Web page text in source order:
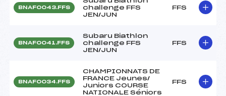
BNAF0043.FFS
challenge FFS
JEN/JUN
FFS
BNAF0041.FFS
Subaru Biathlon
challenge FFS
JEN/JUN
FFS
BNAF0034.FFS
CHAMPIONNATS DE
FRANCE Jeunes/
Juniors COURSE
NATIONALE Séniors
FFS